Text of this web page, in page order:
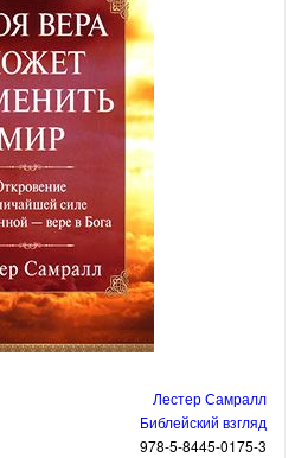
Лестер Самралл
Библейский взгляд
978-5-8445-0175-3